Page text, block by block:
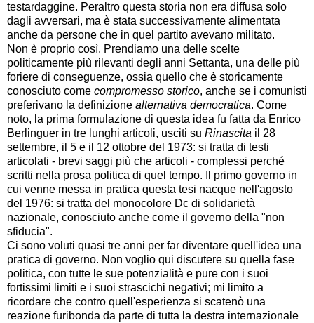
testardaggine. Peraltro questa storia non era diffusa solo
dagli avversari, ma è stata successivamente alimentata
anche da persone che in quel partito avevano militato.
Non è proprio così. Prendiamo una delle scelte
politicamente più rilevanti degli anni Settanta, una delle più
foriere di conseguenze, ossia quello che è storicamente
conosciuto come compromesso storico, anche se i comunisti
preferivano la definizione alternativa democratica. Come
noto, la prima formulazione di questa idea fu fatta da Enrico
Berlinguer in tre lunghi articoli, usciti su Rinascita il 28
settembre, il 5 e il 12 ottobre del 1973: si tratta di testi
articolati - brevi saggi più che articoli - complessi perché
scritti nella prosa politica di quel tempo. Il primo governo in
cui venne messa in pratica questa tesi nacque nell'agosto
del 1976: si tratta del monocolore Dc di solidarietà
nazionale, conosciuto anche come il governo della "non
sfiducia".
Ci sono voluti quasi tre anni per far diventare quell'idea una
pratica di governo. Non voglio qui discutere su quella fase
politica, con tutte le sue potenzialità e pure con i suoi
fortissimi limiti e i suoi strascichi negativi; mi limito a
ricordare che contro quell'esperienza si scatenò una
reazione furibonda da parte di tutta la destra internazionale